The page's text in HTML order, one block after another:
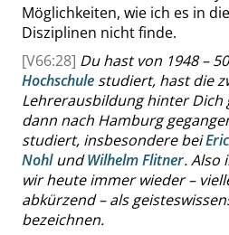
Möglichkeiten, wie ich es in
Disziplinen nicht finde.
[V66:28] Du hast von 1948 – 50
Hochschule studiert, hast die
Lehrerausbildung hinter Dich
dann nach Hamburg
studiert, insbesondere bei
NohlundWilhelm Flitner. Also
wir heute immer wieder –
abkürzend – als
bezeichnen.